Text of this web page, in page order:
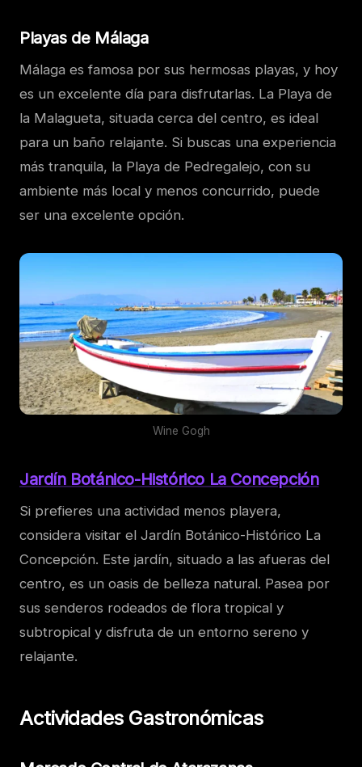
Playas de Málaga
Málaga es famosa por sus hermosas playas, y hoy
es un excelente día para disfrutarlas. La Playa de
la Malagueta, situada cerca del centro, es ideal
para un baño relajante. Si buscas una experiencia
más tranquila, la Playa de Pedregalejo, con su
ambiente más local y menos concurrido, puede
ser una excelente opción.
Wine Gogh
Jardín Botánico-Histórico La Concepción
Si prefieres una actividad menos playera,
considera visitar el Jardín Botánico-Histórico La
Concepción. Este jardín, situado a las afueras del
centro, es un oasis de belleza natural. Pasea por
sus senderos rodeados de flora tropical y
subtropical y disfruta de un entorno sereno y
relajante.
Actividades Gastronómicas